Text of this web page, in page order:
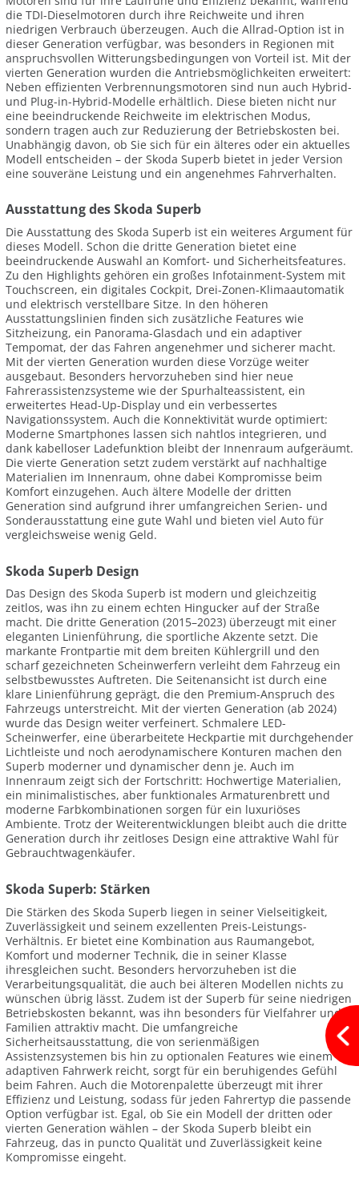
die TDI-Dieselmotoren durch ihre Reichweite und ihren
niedrigen Verbrauch überzeugen. Auch die Allrad-Option ist in
dieser Generation verfügbar, was besonders in Regionen mit
anspruchsvollen Witterungsbedingungen von Vorteil ist. Mit der
vierten Generation wurden die Antriebsmöglichkeiten erweitert:
Neben effizienten Verbrennungsmotoren sind nun auch Hybrid-
und Plug-in-Hybrid-Modelle erhältlich. Diese bieten nicht nur
eine beeindruckende Reichweite im elektrischen Modus,
sondern tragen auch zur Reduzierung der Betriebskosten bei.
Unabhängig davon, ob Sie sich für ein älteres oder ein aktuelles
Modell entscheiden – der Skoda Superb bietet in jeder Version
eine souveräne Leistung und ein angenehmes Fahrverhalten.
Ausstattung des Skoda Superb
Die Ausstattung des Skoda Superb ist ein weiteres Argument für
dieses Modell. Schon die dritte Generation bietet eine
beeindruckende Auswahl an Komfort- und Sicherheitsfeatures.
Zu den Highlights gehören ein großes Infotainment-System mit
Touchscreen, ein digitales Cockpit, Drei-Zonen-Klimaautomatik
und elektrisch verstellbare Sitze. In den höheren
Ausstattungslinien finden sich zusätzliche Features wie
Sitzheizung, ein Panorama-Glasdach und ein adaptiver
Tempomat, der das Fahren angenehmer und sicherer macht.
Mit der vierten Generation wurden diese Vorzüge weiter
ausgebaut. Besonders hervorzuheben sind hier neue
Fahrerassistenzsysteme wie der Spurhalteassistent, ein
erweitertes Head-Up-Display und ein verbessertes
Navigationssystem. Auch die Konnektivität wurde optimiert:
Moderne Smartphones lassen sich nahtlos integrieren, und
dank kabelloser Ladefunktion bleibt der Innenraum aufgeräumt.
Die vierte Generation setzt zudem verstärkt auf nachhaltige
Materialien im Innenraum, ohne dabei Kompromisse beim
Komfort einzugehen. Auch ältere Modelle der dritten
Generation sind aufgrund ihrer umfangreichen Serien- und
Sonderausstattung eine gute Wahl und bieten viel Auto für
vergleichsweise wenig Geld.
Skoda Superb Design
Das Design des Skoda Superb ist modern und gleichzeitig
zeitlos, was ihn zu einem echten Hingucker auf der Straße
macht. Die dritte Generation (2015–2023) überzeugt mit einer
eleganten Linienführung, die sportliche Akzente setzt. Die
markante Frontpartie mit dem breiten Kühlergrill und den
scharf gezeichneten Scheinwerfern verleiht dem Fahrzeug ein
selbstbewusstes Auftreten. Die Seitenansicht ist durch eine
klare Linienführung geprägt, die den Premium-Anspruch des
Fahrzeugs unterstreicht. Mit der vierten Generation (ab 2024)
wurde das Design weiter verfeinert. Schmalere LED-
Scheinwerfer, eine überarbeitete Heckpartie mit durchgehender
Lichtleiste und noch aerodynamischere Konturen machen den
Superb moderner und dynamischer denn je. Auch im
Innenraum zeigt sich der Fortschritt: Hochwertige Materialien,
ein minimalistisches, aber funktionales Armaturenbrett und
moderne Farbkombinationen sorgen für ein luxuriöses
Ambiente. Trotz der Weiterentwicklungen bleibt auch die dritte
Generation durch ihr zeitloses Design eine attraktive Wahl für
Gebrauchtwagenkäufer.
Skoda Superb: Stärken
Die Stärken des Skoda Superb liegen in seiner Vielseitigkeit,
Zuverlässigkeit und seinem exzellenten Preis-Leistungs-
Verhältnis. Er bietet eine Kombination aus Raumangebot,
Komfort und moderner Technik, die in seiner Klasse
ihresgleichen sucht. Besonders hervorzuheben ist die
Verarbeitungsqualität, die auch bei älteren Modellen nichts zu
wünschen übrig lässt. Zudem ist der Superb für seine niedrigen
Betriebskosten bekannt, was ihn besonders für Vielfahrer und
Familien attraktiv macht. Die umfangreiche
Sicherheitsausstattung, die von serienmäßigen
Assistenzsystemen bis hin zu optionalen Features wie einem
adaptiven Fahrwerk reicht, sorgt für ein beruhigendes Gefühl
beim Fahren. Auch die Motorenpalette überzeugt mit ihrer
Effizienz und Leistung, sodass für jeden Fahrertyp die passende
Option verfügbar ist. Egal, ob Sie ein Modell der dritten oder
vierten Generation wählen – der Skoda Superb bleibt ein
Fahrzeug, das in puncto Qualität und Zuverlässigkeit keine
Kompromisse eingeht.